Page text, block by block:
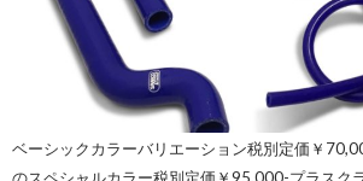
ベーシックカラーバリエーション税別定価￥